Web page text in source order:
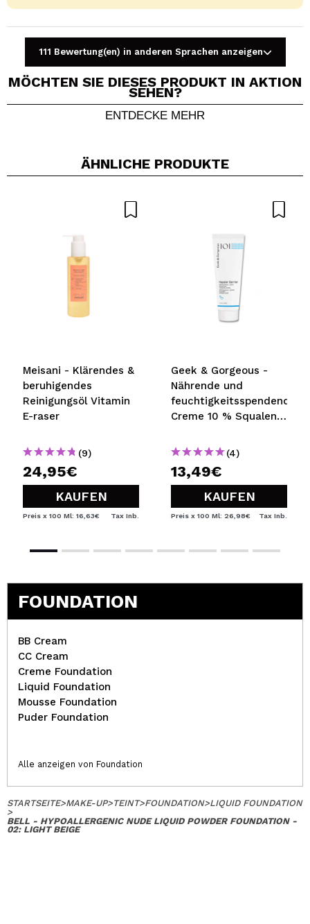
Ein Video oder Foto teilen
111 Bewertung(en) in anderen Sprachen anzeigen
MÖCHTEN SIE DIESES PRODUKT IN AKTION
SEHEN?
ENTDECKE MEHR
ÄHNLICHE PRODUKTE
Meisani - Klärendes &
beruhigendes
Reinigungsöl Vitamin
E-raser
(9)
24,95€
KAUFEN
Preis x 100 Ml: 16,63€ Tax Inb.
Geek & Gorgeous -
Nährende und
feuchtigkeitsspendende
Creme 10 % Squalen +
- Normale, Misch- und
fettige Haut
(4)
13,49€
KAUFEN
Preis x 100 Ml: 26,98€ Tax Inb.
FOUNDATION
BB Cream
CC Cream
Creme Foundation
Liquid Foundation
Mousse Foundation
Puder Foundation
Alle anzeigen von Foundation
STARTSEITE>MAKE-UP>TEINT>FOUNDATION>LIQUID FOUNDATION
>
BELL - HYPOALLERGENIC NUDE LIQUID POWDER FOUNDATION -
02: LIGHT BEIGE